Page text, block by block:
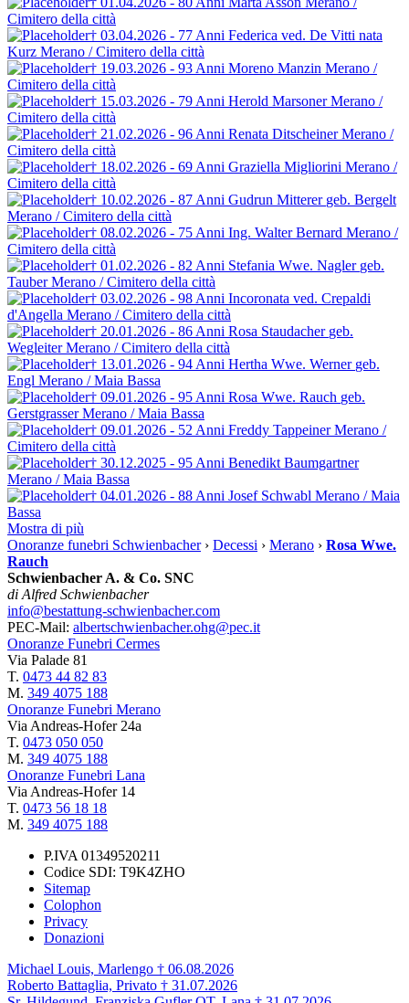
Cimitero della città
† 03.04.2026 - 77 Anni Federica ved. De Vitti nata
Kurz Merano / Cimitero della città
† 19.03.2026 - 93 Anni Moreno Manzin Merano /
Cimitero della città
† 15.03.2026 - 79 Anni Herold MarsonerMerano /
Cimitero della città
† 21.02.2026 - 96 Anni Renata DitscheinerMerano /
Cimitero della città
† 18.02.2026 - 69 Anni Graziella Migliorini Merano /
Cimitero della città
† 10.02.2026 - 87 Anni Gudrun Mitterer geb. Bergelt
Merano / Cimitero della città
† 08.02.2026 - 75 Anni Ing. Walter Bernard Merano /
Cimitero della città
† 01.02.2026 - 82 Anni Stefania Wwe. Nagler geb.
TauberMerano / Cimitero della città
† 03.02.2026 - 98 Anni Incoronata ved. Crepaldi
d'Angella Merano / Cimitero della città
† 20.01.2026 - 86 Anni Rosa Staudacher geb.
WegleiterMerano / Cimitero della città
† 13.01.2026 - 94 Anni Hertha Wwe. Werner geb.
Engl Merano / Maia Bassa
† 09.01.2026 - 95 Anni Rosa Wwe. Rauch geb.
GerstgrasserMerano / Maia Bassa
† 09.01.2026 - 52 Anni Freddy TappeinerMerano /
Cimitero della città
† 30.12.2025 - 95 Anni Benedikt Baumgartner
Merano / Maia Bassa
† 04.01.2026 - 88 Anni Josef Schwabl Merano / Maia
Bassa
Mostra di più
Onoranze funebri Schwienbacher› Decessi › Merano › Rosa Wwe.
Rauch
Schwienbacher A. & Co. SNC
di Alfred Schwienbacher
info@bestattung-schwienbacher.com
PEC-Mail: albertschwienbacher.ohg@pec.it
Onoranze Funebri Cermes
Via Palade 81
T. 0473 44 82 83
M. 349 4075 188
Onoranze Funebri Merano
Via Andreas-Hofer 24a
T. 0473 050 050
M. 349 4075 188
Onoranze Funebri Lana
Via Andreas-Hofer 14
T. 0473 56 18 18
M. 349 4075 188
P.IVA 01349520211
Codice SDI: T9K4ZHO
Sitemap
Colophon
Privacy
Donazioni
Michael Louis, Marlengo † 06.08.2026
Roberto Battaglia, Privato † 31.07.2026